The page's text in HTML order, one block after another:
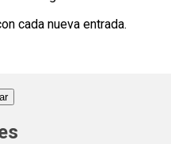
cada nueva entrada.